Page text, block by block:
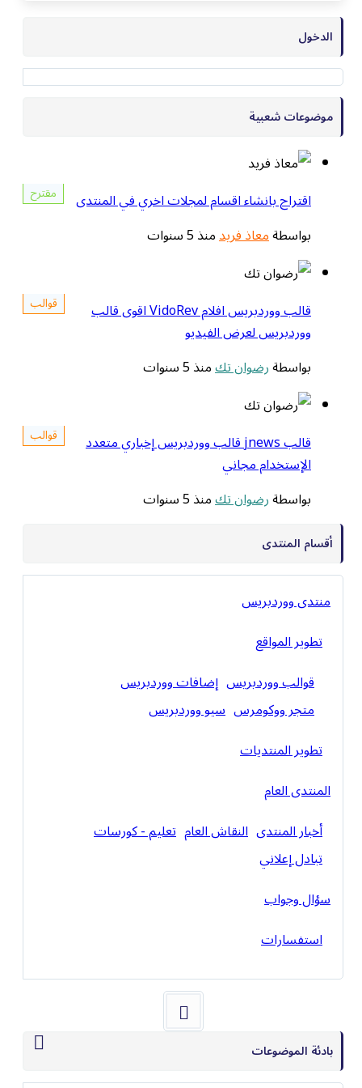
الدخول
موضوعات شعبية
مقترح
اقتراح بانشاء اقسام لمجلات اخري في المنتدى
بواسطةمعاذ فريدمنذ 5 سنوات
قوالب قالب ووردبريس افلام VidoRev اقوى قالب
ووردبريس لعرض الفيديو
بواسطةرضوان تكمنذ 5 سنوات
قوالب قالب jnews قالب ووردبريس إخباري متعدد
الإستخدام مجاني
بواسطةرضوان تكمنذ 5 سنوات
أقسام المنتدى
منتدى ووردبريس
تطوير المواقع
قوالب ووردبريس إضافات ووردبريس
متجر ووكومرس سيو ووردبريس
تطوير المنتديات
المنتدى العام
أخبار المنتدى النقاش العام تعليم - كورسات
تبادل إعلاني
سؤال وجواب
استفسارات
بادئة الموضوعات